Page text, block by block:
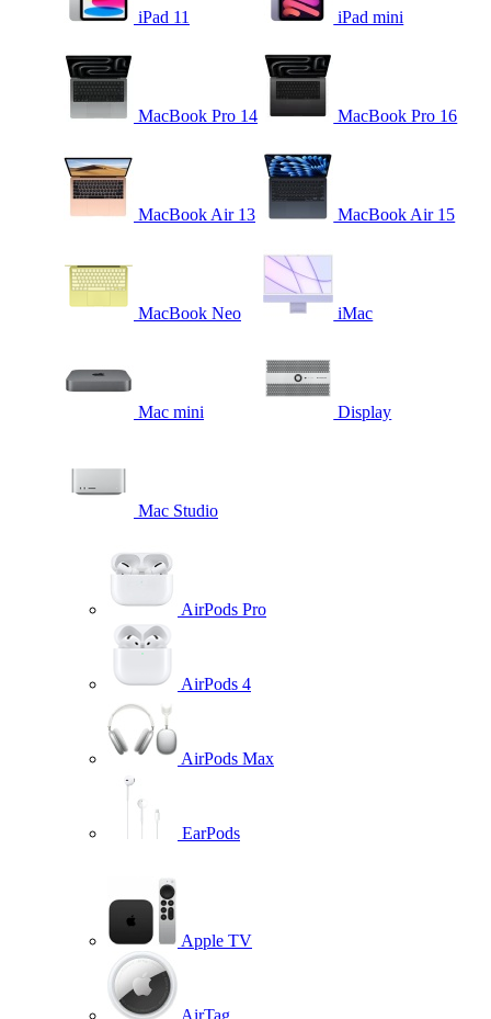
iPad 11 iPad mini
MacBook Pro 14 MacBook Pro 16
MacBook Air 13 MacBook Air 15
MacBook Neo iMac
Mac mini Display
Mac Studio
AirPods Pro
AirPods 4
AirPods Max
EarPods
Apple TV